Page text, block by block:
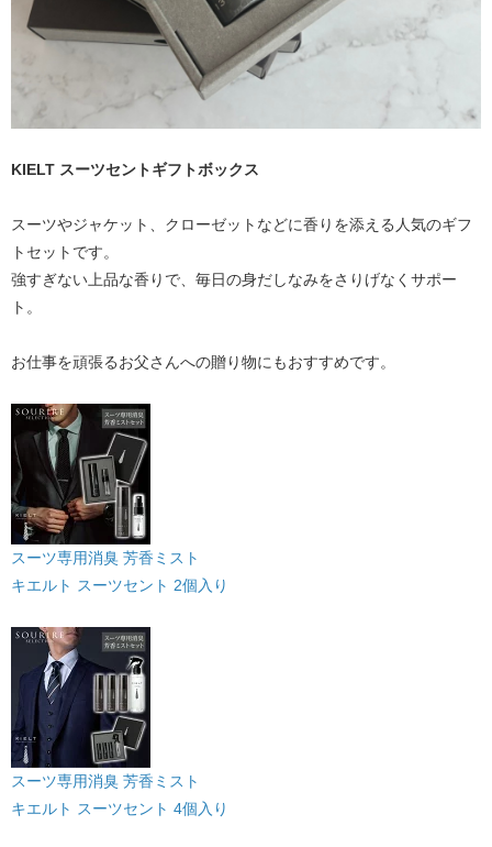
KIELT スーツセントギフトボックス
スーツやジャケット、クローゼットなどに香りを添える人気のギフ
トセットです。
強すぎない上品な香りで、毎日の身だしなみをさりげなくサポー
ト。
お仕事を頑張るお父さんへの贈り物にもおすすめです。
スーツ専用消臭 芳香ミスト
キエルト スーツセント 2個入り
スーツ専用消臭 芳香ミスト
キエルト スーツセント 4個入り